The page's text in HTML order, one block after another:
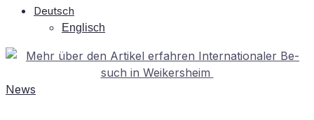
Deutsch
Eng­lisch
News